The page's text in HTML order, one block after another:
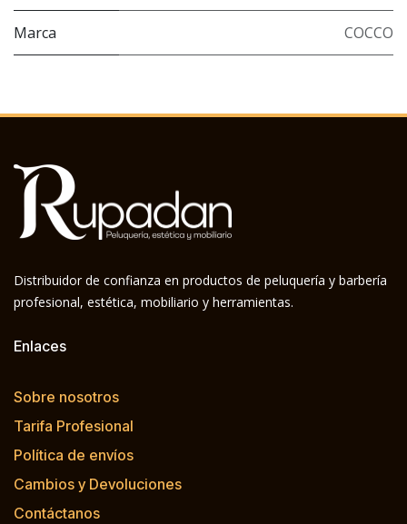
Marca COCCO
Distribuidor de confianza en productos de peluquería y barbería
profesional, estética, mobiliario y herramientas.
Enlaces
Sobre nosotros
Tarifa Profesional
Política de envíos
Cambios y Devoluciones
Contáctanos